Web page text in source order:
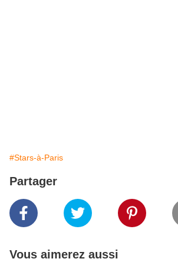
#Stars-à-Paris
Partager
Vous aimerez aussi